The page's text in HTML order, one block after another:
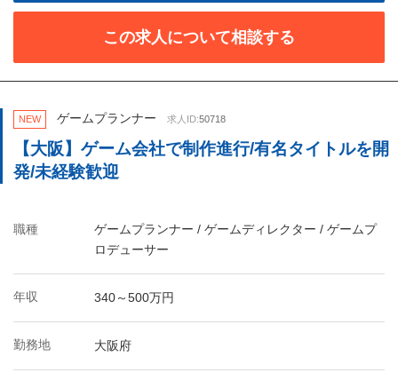
この求人について相談する
NEW ゲームプランナー 求人ID:50718
【大阪】ゲーム会社で制作進行/有名タイトルを開
発/未経験歓迎
職種
ゲームプランナー / ゲームディレクター / ゲームプ
ロデューサー
年収 340～500万円
勤務地 大阪府